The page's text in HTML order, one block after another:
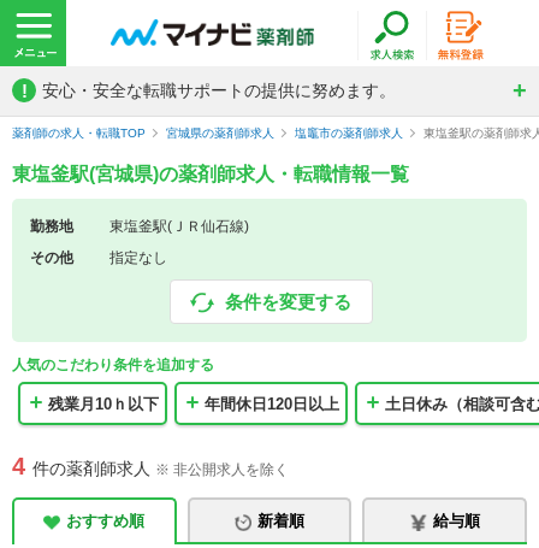
! 安心・安全な転職サポートの提供に努めます。
薬剤師の求人・転職TOP 宮城県の薬剤師求人 塩竈市の薬剤師求人 東塩釜駅の薬剤師求
東塩釜駅(宮城県)の薬剤師求人・転職情報一覧
勤務地
東塩釜駅(ＪＲ仙石線)
その他
指定なし
条件を変更する
人気のこだわり条件を追加する
残業月10ｈ以下 年間休日120日以上 土日休み（相談可含
4 件の薬剤師求人 ※ 非公開求人を除く
おすすめ順 新着順 給与順